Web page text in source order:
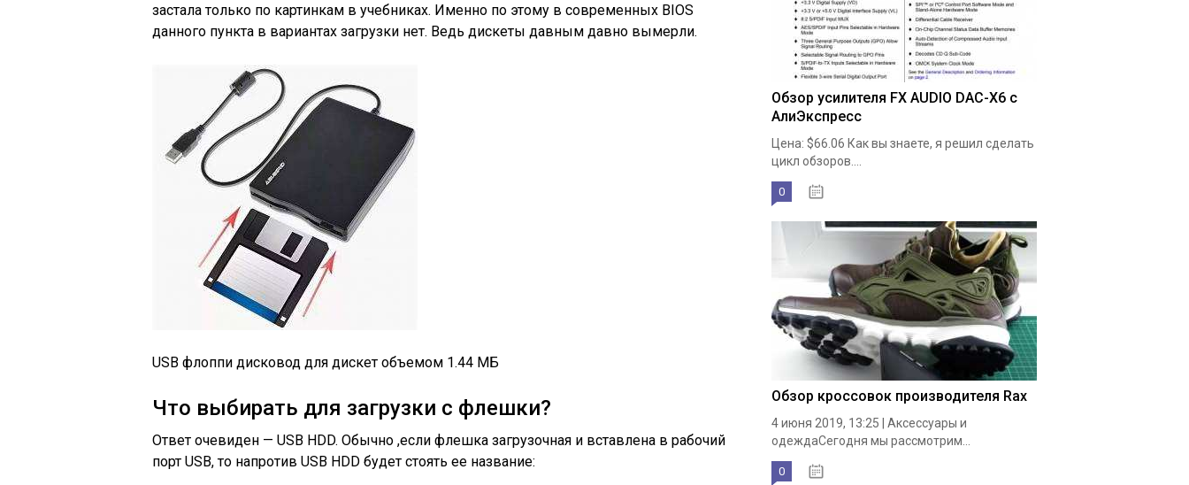
застала только по картинкам в учебниках. Именно по этому в современных BIOS
данного пункта в вариантах загрузки нет. Ведь дискеты давным давно вымерли.
USB флоппи дисковод для дискет объемом 1.44 МБ
Что выбирать для загрузки с флешки?
Ответ очевиден — USB HDD. Обычно ,если флешка загрузочная и вставлена в рабочий
порт USB, то напротив USB HDD будет стоять ее название:
Обзор усилителя FX AUDIO DAC-X6 с
АлиЭкспресс
Цена: $66.06 Как вы знаете, я решил сделать
цикл обзоров....
0
Обзор кроссовок производителя Rax
4 июня 2019, 13:25 | Аксессуары и
одеждаСегодня мы рассмотрим...
0